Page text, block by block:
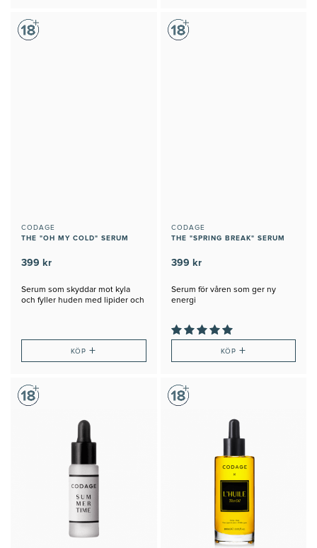
CODAGE
THE "OH MY COLD" SERUM
399 kr
Serum som skyddar mot kyla
och fyller huden med lipider och
KÖP+
CODAGE
THE "SPRING BREAK" SERUM
399 kr
Serum för våren som ger ny
energi
KÖP +